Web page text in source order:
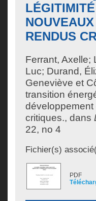
RENDUS
Ferrant, Axelle;
Luc; Durand,
Geneviève et
transition
critiques., dans
22, no 4
Fichier(s)
PDF